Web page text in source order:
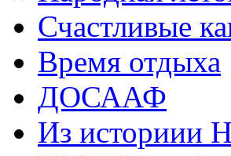
Счастливые
Время отдыха
ДОСААФ
Из историии